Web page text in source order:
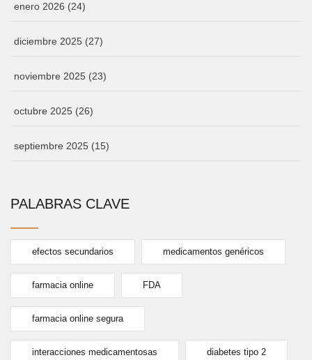
enero 2026 (24)
diciembre 2025 (27)
noviembre 2025 (23)
octubre 2025 (26)
septiembre 2025 (15)
PALABRAS CLAVE
efectos secundarios medicamentos genéricos
farmacia online FDA
farmacia online segura
interacciones medicamentosas diabetes tipo 2